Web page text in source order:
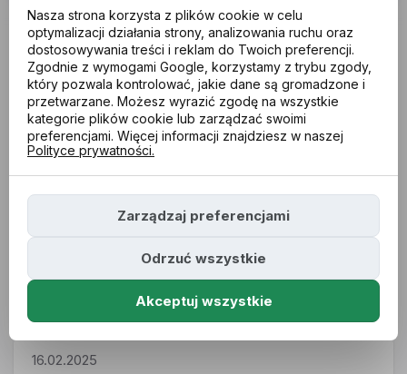
Kategoria:
04.02.2026
Dlaczego warto rozliczyć się z MultiNOR?
16.02.2025
Nasza strona korzysta z plików cookie w celu
optymalizacji działania strony, analizowania ruchu oraz
dostosowywania treści i reklam do Twoich preferencji.
Zgodnie z wymogami Google, korzystamy z trybu zgody,
który pozwala kontrolować, jakie dane są gromadzone i
przetwarzane. Możesz wyrazić zgodę na wszystkie
kategorie plików cookie lub zarządzać swoimi
preferencjami. Więcej informacji znajdziesz w naszej
Polityce prywatności.
Zarządzaj preferencjami
Odrzuć wszystkie
Akceptuj wszystkie